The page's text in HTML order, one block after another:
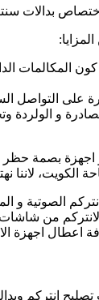
بدالات
المكالمات
على التواصل
و الولردة
بصمة حظر
الكويت، لاننا
الصوتية و
من
اعطال اجهزة
تصليح انتركم